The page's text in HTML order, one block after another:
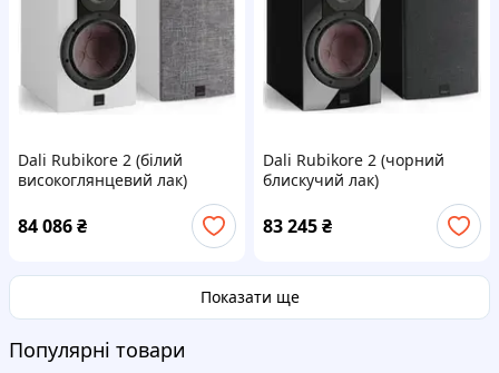
Dali Rubikore 2 (білий
високоглянцевий лак)
84 086₴
Dali Rubikore 2 (чорний
блискучий лак)
83 245₴
Показати ще
Популярні товари